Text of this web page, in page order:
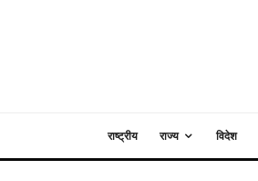
राष्ट्रीय राज्य विदेश